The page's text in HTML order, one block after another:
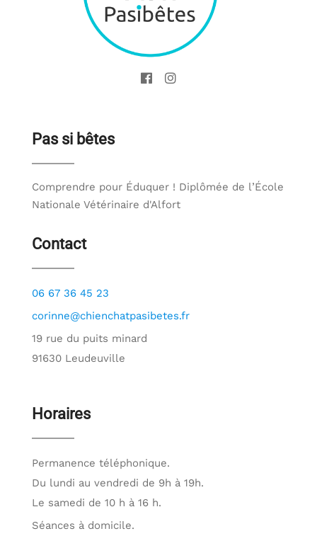
Pas si bêtes
Comprendre pour Éduquer ! Diplômée de l’École
Nationale Vétérinaire d'Alfort
Contact
06 67 36 45 23
corinne@chienchatpasibetes.fr
19 rue du puits minard
91630 Leudeuville
Horaires
Permanence téléphonique.
Du lundi au vendredi de 9h à 19h.
Le samedi de 10 h à 16 h.
Séances à domicile.